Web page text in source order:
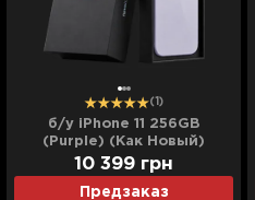
(1)
б/у iPhone 11 256GB
(Purple) (Как Новый)
Предзаказ
10 399 грн